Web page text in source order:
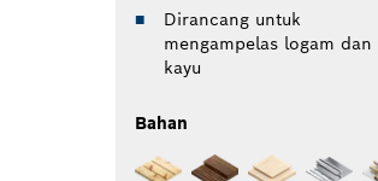
Dirancang untuk
mengampelas logam dan
kayu
Bahan